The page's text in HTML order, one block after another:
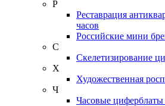
Р
Реставрация
часов
Российские мини
С
Скелетизирование
Х
Художественная
Ч
Часовые циферблаты